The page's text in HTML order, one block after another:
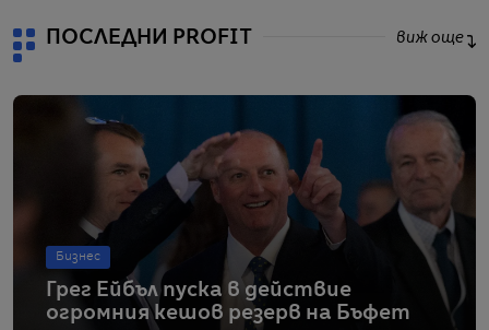
ПОСЛЕДНИ PROFIT виж още
Бизнес
Грег Ейбъл пуска в действие
огромния кешов резерв на Бъфет